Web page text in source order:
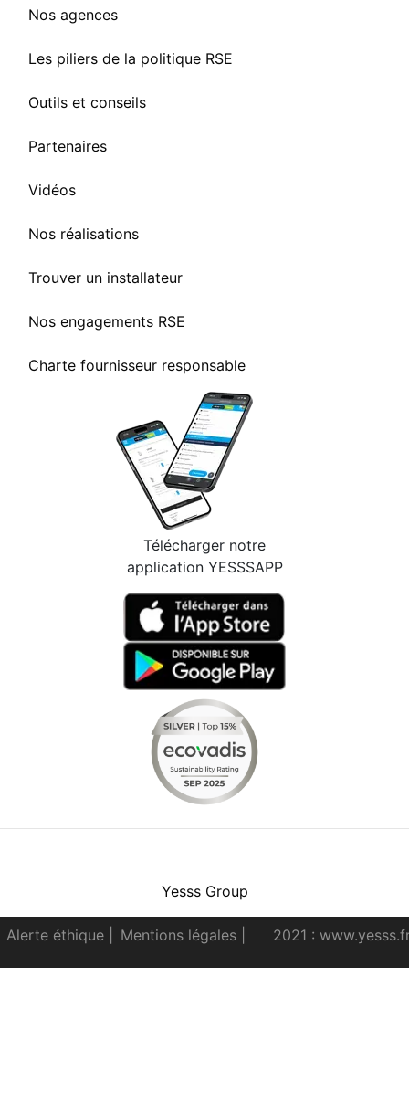
Nos agences
Les piliers de la politique RSE
Outils et conseils
Partenaires
Vidéos
Nos réalisations
Trouver un installateur
Nos engagements RSE
Charte fournisseur responsable
Télécharger notre
application YESSSAPP
Yesss Group
Alerte éthique Mentions légales 2021 :